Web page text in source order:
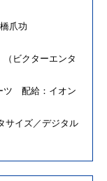
爪功
ビクターエンタ
ツ 配給：イオン
サイズ／デジタル